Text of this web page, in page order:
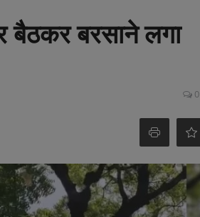
बैठकर बरसाने लगा
0